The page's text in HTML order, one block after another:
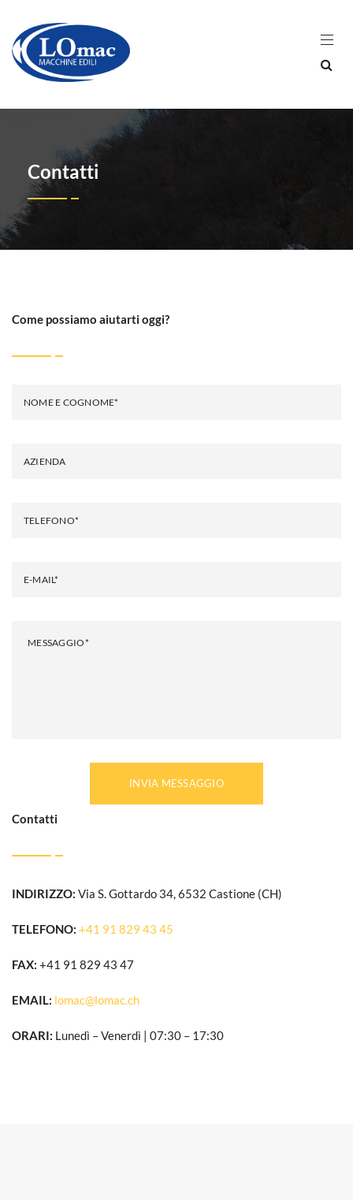
Contatti
Come possiamo aiutarti oggi?
INVIA MESSAGGIO
Contatti
INDIRIZZO: Via S. Gottardo 34, 6532 Castione (CH)
TELEFONO: +41 91 829 43 45
FAX: +41 91 829 43 47
EMAIL: lomac@lomac.ch
ORARI: Lunedì – Venerdì | 07:30 – 17:30